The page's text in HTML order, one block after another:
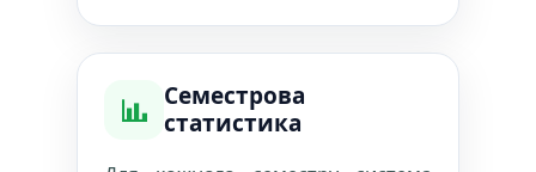
Семестрова
статистика